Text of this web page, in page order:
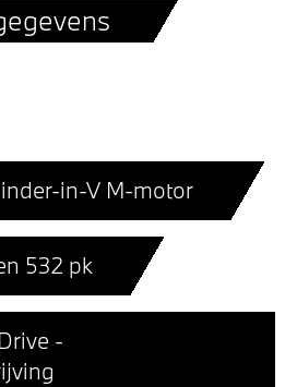
in-V M-motor
532 pk
-